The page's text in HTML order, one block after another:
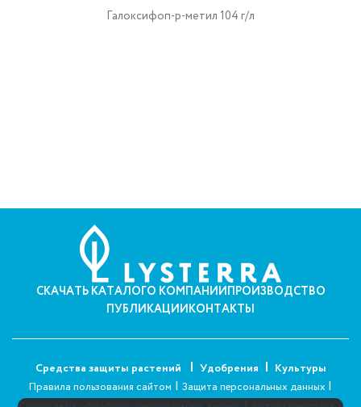
Галоксифоп-p-метил 104 г/л
СКАЧАТЬ КАТАЛОГО КОМПАНИИПРОИЗВОДСТВО
ПУБЛИКАЦИИКОНТАКТЫ
Средства защиты растений Удобрения Культуры
Правила пользования сайтом | Защита персональных данных |